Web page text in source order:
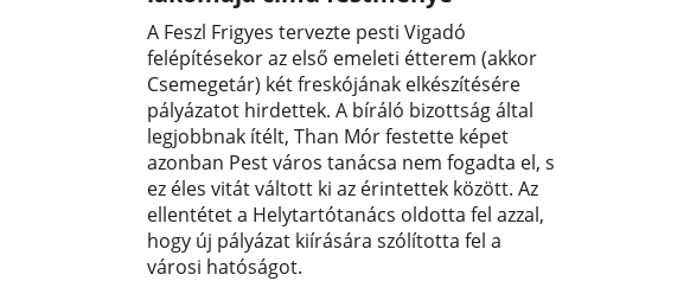
A Feszl Frigyes tervezte pesti Vigadó
felépítésekor az első emeleti étterem (akkor
Csemegetár) két freskójának elkészítésére
pályázatot hirdettek. A bíráló bizottság által
legjobbnak ítélt, Than Mór festette képet
azonban Pest város tanácsa nem fogadta el, s
ez éles vitát váltott ki az érintettek között. Az
ellentétet a Helytartótanács oldotta fel azzal,
hogy új pályázat kiírására szólította fel a
városi hatóságot.